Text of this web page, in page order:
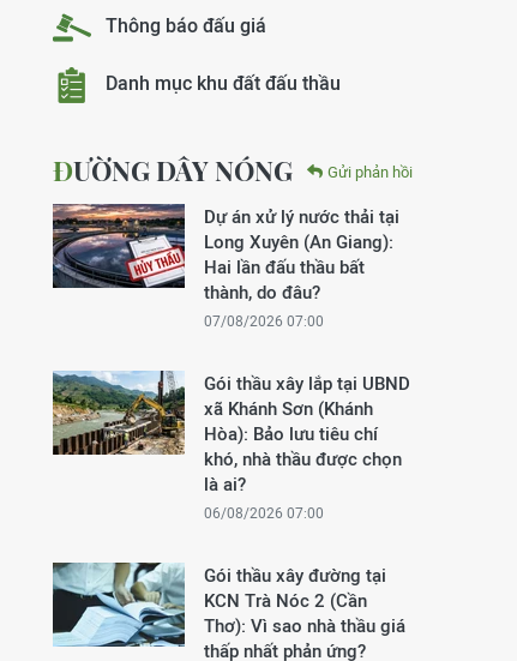
Thông báo đấu giá
Danh mục khu đất đấu thầu
ĐƯỜNG DÂY NÓNG Gửi phản hồi
Dự án xử lý nước thải tại
Long Xuyên (An Giang):
Hai lần đấu thầu bất
thành, do đâu?
07/08/2026 07:00
Gói thầu xây lắp tại UBND
xã Khánh Sơn (Khánh
Hòa): Bảo lưu tiêu chí
khó, nhà thầu được chọn
là ai?
06/08/2026 07:00
Gói thầu xây đường tại
KCN Trà Nóc 2 (Cần
Thơ): Vì sao nhà thầu giá
thấp nhất phản ứng?